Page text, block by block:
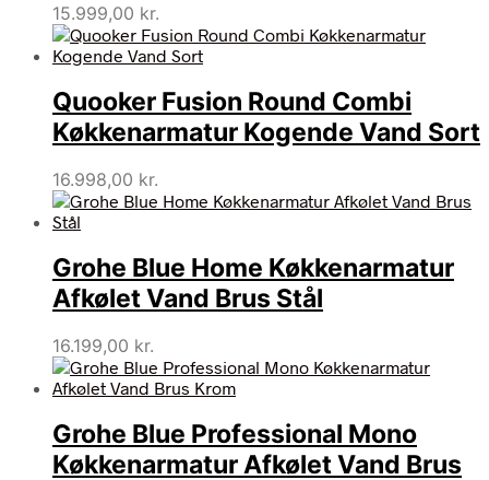
15.999,00 kr.
Quooker Fusion Round Combi
Køkkenarmatur Kogende Vand Sort
16.998,00 kr.
Grohe Blue Home Køkkenarmatur
Afkølet Vand Brus Stål
16.199,00 kr.
Grohe Blue Professional Mono
Køkkenarmatur Afkølet Vand Brus